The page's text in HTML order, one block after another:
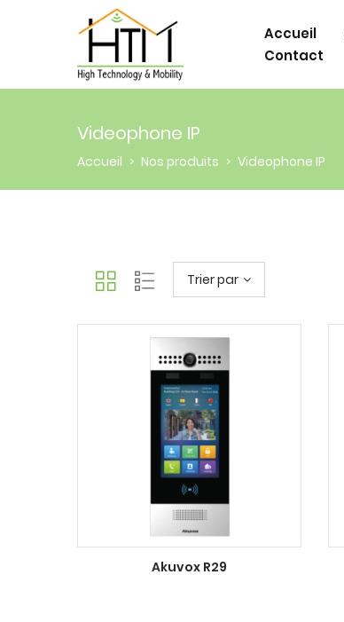
Accueil
Contact
Videophone IP
Accueil > Nos produits > Videophone IP
Trier par
Akuvox R29